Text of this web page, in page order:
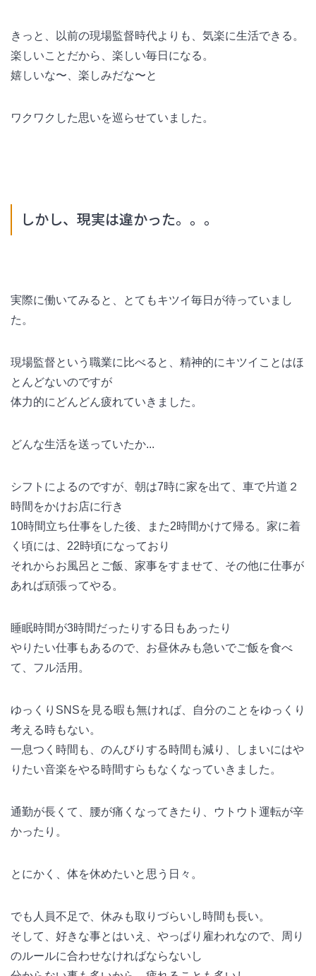
きっと、以前の現場監督時代よりも、気楽に生活できる。
楽しいことだから、楽しい毎日になる。
嬉しいな〜、楽しみだな〜と
ワクワクした思いを巡らせていました。
しかし、現実は違かった。。。
実際に働いてみると、とてもキツイ毎日が待っていまし
た。
現場監督という職業に比べると、精神的にキツイことはほ
とんどないのですが
体力的にどんどん疲れていきました。
どんな生活を送っていたか...
シフトによるのですが、朝は7時に家を出て、車で片道２
時間をかけお店に行き
10時間立ち仕事をした後、また2時間かけて帰る。家に着
く頃には、22時頃になっており
それからお風呂とご飯、家事をすませて、その他に仕事が
あれば頑張ってやる。
睡眠時間が3時間だったりする日もあったり
やりたい仕事もあるので、お昼休みも急いでご飯を食べ
て、フル活用。
ゆっくりSNSを見る暇も無ければ、自分のことをゆっくり
考える時もない。
一息つく時間も、のんびりする時間も減り、しまいにはや
りたい音楽をやる時間すらもなくなっていきました。
通勤が長くて、腰が痛くなってきたり、ウトウト運転が辛
かったり。
とにかく、体を休めたいと思う日々。
でも人員不足で、休みも取りづらいし時間も長い。
そして、好きな事とはいえ、やっぱり雇われなので、周り
のルールに合わせなければならないし